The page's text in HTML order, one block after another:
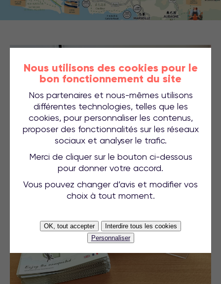
Nous utilisons des cookies pour le
bon fonctionnement du site
Nos partenaires et nous-mêmes utilisons
différentes technologies, telles que les
cookies, pour personnaliser les contenus,
proposer des fonctionnalités sur les réseaux
sociaux et analyser le trafic.
Merci de cliquer sur le bouton ci-dessous
pour donner votre accord.
Vous pouvez changer d’avis et modifier vos
choix à tout moment.
OK, tout accepter
Interdire tous les cookies
Personnaliser